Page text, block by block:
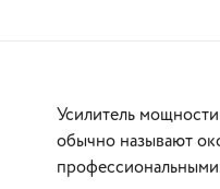
Усилитель
обычно называют